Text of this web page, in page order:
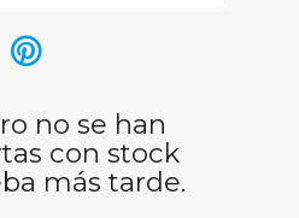
no se han
con stock
más tarde.